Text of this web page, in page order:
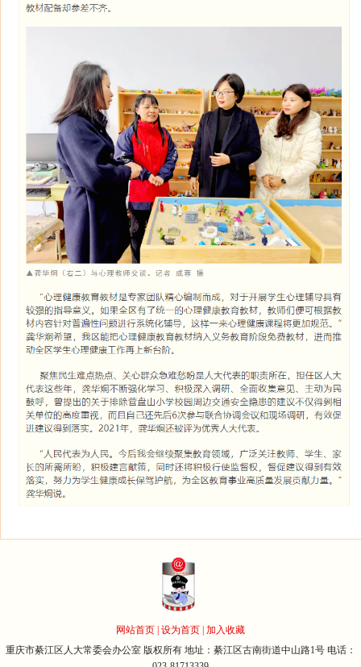
网站首页 设为首页 加入收藏
重庆市綦江区人大常委会办公室 版权所有 地址：綦江区古南街道中山路1号 电话：